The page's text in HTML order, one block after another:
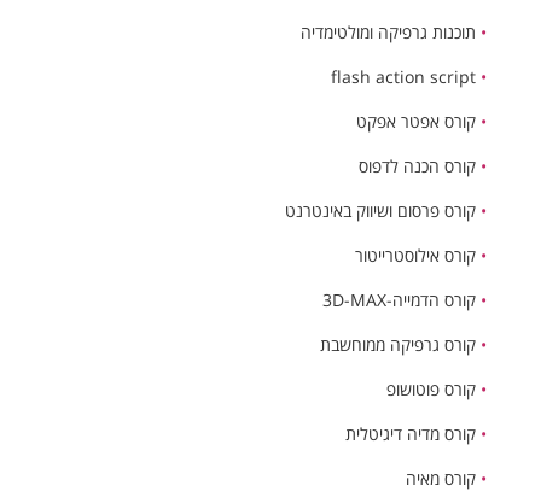
• תוכנות גרפיקה ומולטימדיה
•
flash action script
• קורס אפטר אפקט
• קורס הכנה לדפוס
• קורס פרסום ושיווק באינטרנט
• קורס אילוסטרייטור
• קורס הדמייה-3D-MAX
• קורס גרפיקה ממוחשבת
• קורס פוטושופ
• קורס מדיה דיגיטלית
• קורס מאיה